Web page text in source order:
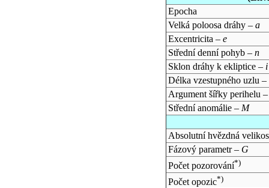
Epocha
Velká poloosa dráhy – a
Excentricita – e
Střední denní pohyb – n
Sklon dráhy k ekliptice – i
Délka vzestupného uzlu –
Argument šířky perihelu
Střední anomálie – M
Absolutní hvězdná
Fázový parametr – G
Počet pozorování*)
Počet opozic*)